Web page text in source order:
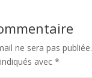
ne sera pas publiée.
avec *